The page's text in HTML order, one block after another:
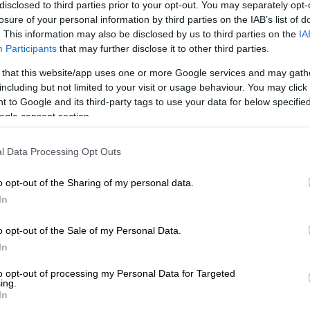
to third parties prior to your opt-out. You may separately
of your personal information by third parties on the IAB’s list of
This information may also be disclosed by us to third parties on the
Participants that may further disclose it to other third parties.
that this website/app uses one or more Google services and may
but not limited to your visit or usage behaviour. You may
to Google and its third-party tags to use your data for below
consent section.
Data Processing Opt Outs
opt-out of the Sharing of my personal data.
opt-out of the Sale of my Personal Data.
opt-out of processing my Personal Data for Targeted
να τρώει κοτομπουκιές και να έχει
αφήσει το όπλο κάτω - Φυλούσε
στόχο υψηλού κινδύνου
Μάλιστα εικάζεται πως φρουρεί την
πρεσβεία των Ηνωμένων Πολιτειών
Πολιτική|01.09.2022 18:46
Η συνεργασία στον τομέα της
Τσούνη
συναντήθηκε ο υπουργός προστασίας